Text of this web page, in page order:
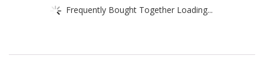
Frequently Bought Together Loading...